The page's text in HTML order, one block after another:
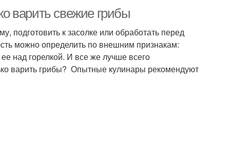
варить свежие грибы
подготовить к засолке или обработать перед
можно определить по внешним признакам:
над горелкой. И все же лучше всего
варить грибы? Опытные кулинары рекомендуют